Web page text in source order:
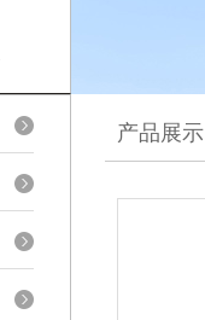
产品展示